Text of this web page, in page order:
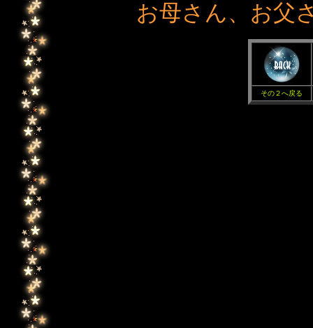
お母さん、お父
その２へ戻る